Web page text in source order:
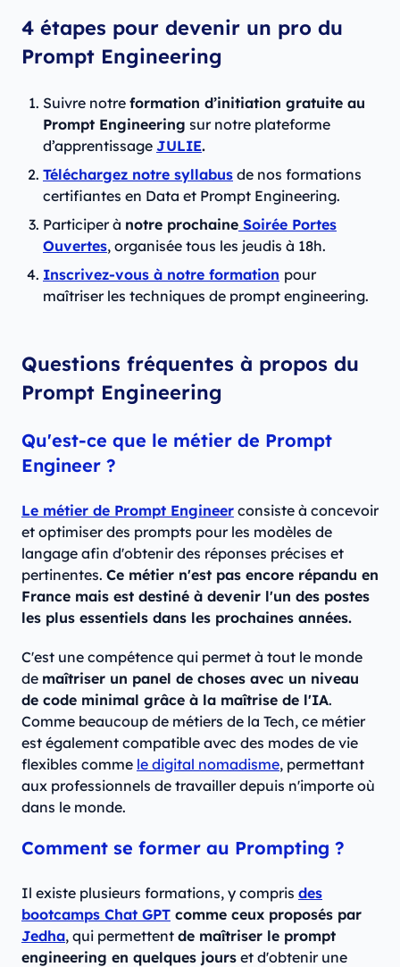
4 étapes pour devenir un pro du
Prompt Engineering
Suivre notre formation d’initiation gratuite au
Prompt Engineering sur notre plateforme
d’apprentissage JULIE.
Téléchargez notre syllabus de nos formations
certifiantes en Data et Prompt Engineering.
Participer à notre prochaine Soirée Portes
Ouvertes, organisée tous les jeudis à 18h.
Inscrivez-vous à notre formation pour
maîtriser les techniques de prompt engineering.
Questions fréquentes à propos du
Prompt Engineering
Qu'est-ce que le métier de Prompt
Engineer ?
Le métier de Prompt Engineer consiste à concevoir
et optimiser des prompts pour les modèles de
langage afin d'obtenir des réponses précises et
pertinentes. Ce métier n'est pas encore répandu en
France mais est destiné à devenir l'un des postes
les plus essentiels dans les prochaines années.
C'est une compétence qui permet à tout le monde
de maîtriser un panel de choses avec un niveau
de code minimal grâce à la maîtrise de l'IA.
Comme beaucoup de métiers de la Tech, ce métier
est également compatible avec des modes de vie
flexibles comme le digital nomadisme, permettant
aux professionnels de travailler depuis n'importe où
dans le monde.
Comment se former au Prompting ?
Il existe plusieurs formations, y compris des
bootcamps Chat GPT comme ceux proposés par
Jedha, qui permettent de maîtriser le prompt
engineering en quelques jours et d'obtenir une